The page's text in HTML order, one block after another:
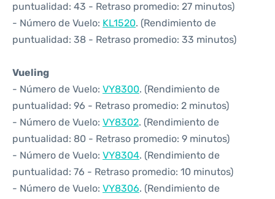
puntualidad: 43 - Retraso promedio: 27 minutos)
- Número de Vuelo: KL1520. (Rendimiento de
puntualidad: 38 - Retraso promedio: 33 minutos)
Vueling
- Número de Vuelo: VY8300. (Rendimiento de
puntualidad: 96 - Retraso promedio: 2 minutos)
- Número de Vuelo: VY8302. (Rendimiento de
puntualidad: 80 - Retraso promedio: 9 minutos)
- Número de Vuelo: VY8304. (Rendimiento de
puntualidad: 76 - Retraso promedio: 10 minutos)
- Número de Vuelo: VY8306. (Rendimiento de